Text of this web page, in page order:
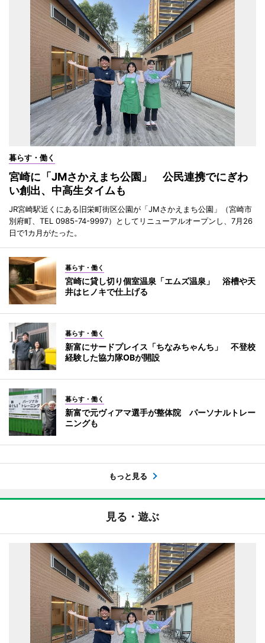
暮らす・働く
宮崎に「JMさかえまち公園」 公民連携でにぎわ
い創出、中高生タイムも
JR宮崎駅近くにある旧栄町街区公園が「JMさかえまち公園」（宮崎市
別府町、TEL 0985-74-9997）としてリニューアルオープンし、7月26
日で1カ月がたった。
暮らす・働く
宮崎に貸し切り個室温泉「エムズ温泉」 浴槽や天
井はヒノキで仕上げる
暮らす・働く
新富にサードプレイス「ちなみちゃんち」 不登校
経験した協力隊OBが開設
暮らす・働く
新富で元ヴィアマ選手が整体院 パーソナルトレー
ニングも
もっと見る
見る・遊ぶ